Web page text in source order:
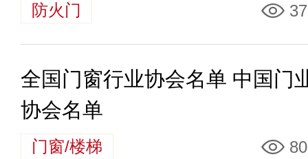
防火门
全国门窗行业协会名单 中国门
协会名单
门窗/楼梯